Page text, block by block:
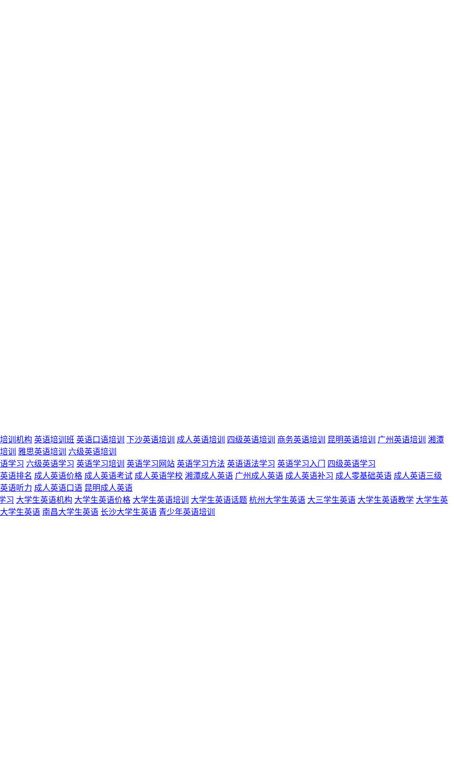
训机构 英语培训班 英语口语培训 下沙英语培训 成人英语培训 四级英语培训 商务英语培训 昆明英语培训 广州英语培训
湘潭
训 雅思英语培训
六级英语培训
学习 六级英语学习 英语学习培训 英语学习网站 英语学习方法 英语语法学习 英语学习入门
四级英语学习
语排名 成人英语价格 成人英语考试 成人英语学校 湘潭成人英语 广州成人英语 成人英语补习 成人零基础英语 成人英语三级
语听力 成人英语口语 昆明成人英语
习 大学生英语机构 大学生英语价格 大学生英语培训 大学生英语话题 杭州大学生英语 大三学生英语 大学生英语教学 大学生英
学生英语 南昌大学生英语 长沙大学生英语 青少年英语培训